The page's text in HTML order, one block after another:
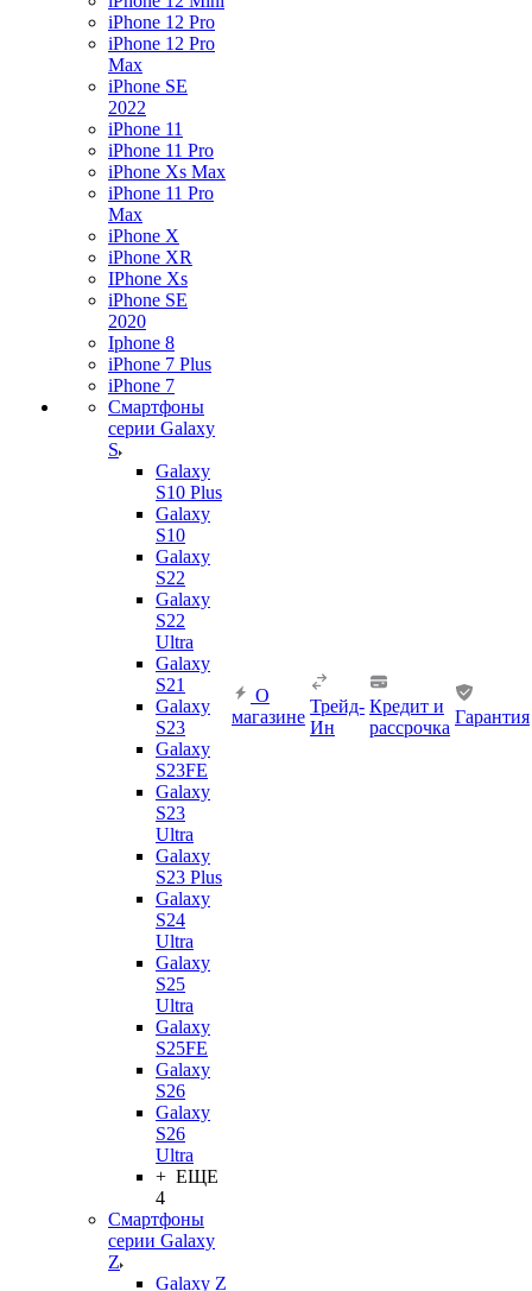
iPhone 12 Pro
iPhone 12 Pro
Max
iPhone SE
2022
iPhone 11
iPhone 11 Pro
iPhone Xs Max
iPhone 11 Pro
Max
iPhone X
iPhone XR
IPhone Xs
iPhone SE
2020
Iphone 8
iPhone 7 Plus
iPhone 7
Смартфоны
серии Galaxy
S
Galaxy
S10 Plus
Galaxy
S10
Galaxy
S22
Galaxy
S22
Ultra
Galaxy
S21
Galaxy
S23
Galaxy
S23FE
Galaxy
S23
Ultra
Galaxy
S23 Plus
Galaxy
S24
Ultra
Galaxy
S25
Ultra
Galaxy
S25FE
Galaxy
S26
Galaxy
S26
Ultra
+ ЕЩЕ
4
Смартфоны
серии Galaxy
Z
Galaxy Z
О
магазине
Трейд-
Ин
Кредит и
рассрочка
Гарантия